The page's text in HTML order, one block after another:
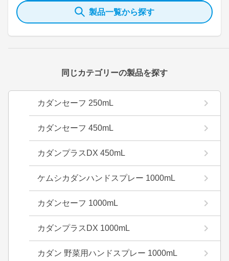
製品一覧から探す
同じカテゴリーの製品を探す
カダンセーフ 250mL
カダンセーフ 450mL
カダンプラスDX 450mL
ケムシカダンハンドスプレー 1000mL
カダンセーフ 1000mL
カダンプラスDX 1000mL
カダン 野菜用ハンドスプレー 1000mL